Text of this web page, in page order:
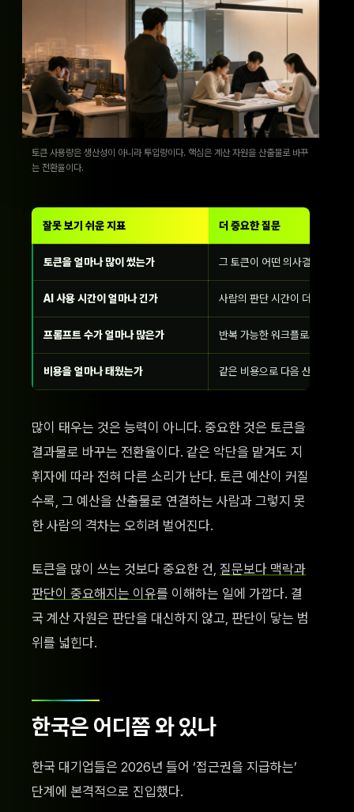
토큰 사용량은 생산성이 아니라 투입량이다. 핵심은 계산 자원을 산출물로 바꾸
는 전환율이다.
잘못 보기 쉬운 지표 더 중요한 질문
토큰을 얼마나 많이 썼는가 그 토큰이 어떤 의사결정, 코드,
AI 사용 시간이 얼마나 긴가 사람의 판단 시간이 더 나은 곳
프롬프트 수가 얼마나 많은가 반복 가능한 워크플로와 검수
비용을 얼마나 태웠는가 같은 비용으로 다음 산출의 품
많이 태우는 것은 능력이 아니다. 중요한 것은 토큰을
결과물로 바꾸는 전환율이다. 같은 악단을 맡겨도 지
휘자에 따라 전혀 다른 소리가 난다. 토큰 예산이 커질
수록, 그 예산을 산출물로 연결하는 사람과 그렇지 못
한 사람의 격차는 오히려 벌어진다.
토큰을 많이 쓰는 것보다 중요한 건, 질문보다 맥락과
판단이 중요해지는 이유를 이해하는 일에 가깝다. 결
국 계산 자원은 판단을 대신하지 않고, 판단이 닿는 범
위를 넓힌다.
한국은 어디쯤 와 있나
한국 대기업들은 2026년 들어 ‘접근권을 지급하는’
단계에 본격적으로 진입했다.